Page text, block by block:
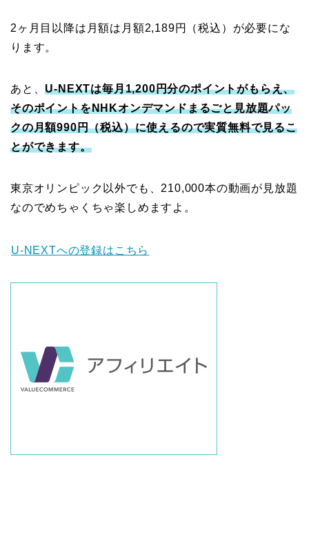
2ヶ月目以降は月額は月額2,189円（税込）が必要にな
ります。
あと、U-NEXTは毎月1,200円分のポイントがもらえ、
そのポイントをNHKオンデマンドまるごと見放題パッ
クの月額990円（税込）に使えるので実質無料で見るこ
とができます。
東京オリンピック以外でも、210,000本の動画が見放題
なのでめちゃくちゃ楽しめますよ。
U-NEXTへの登録はこちら